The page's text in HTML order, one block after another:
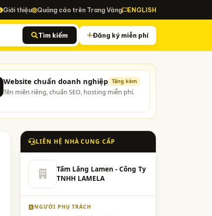
Giới thiệu Quảng cáo trên Trang Vàng ENGLISH
Tìm kiếm Đăng ký miễn phí
Website chuẩn doanh nghiệp Tặng kèm
Tên miền riêng, chuẩn SEO, hosting miễn phí.
LIÊN HỆ NHÀ CUNG CẤP
Tấm Lắng Lamen - Công Ty
TNHH LAMELA
NGƯỜI PHỤ TRÁCH